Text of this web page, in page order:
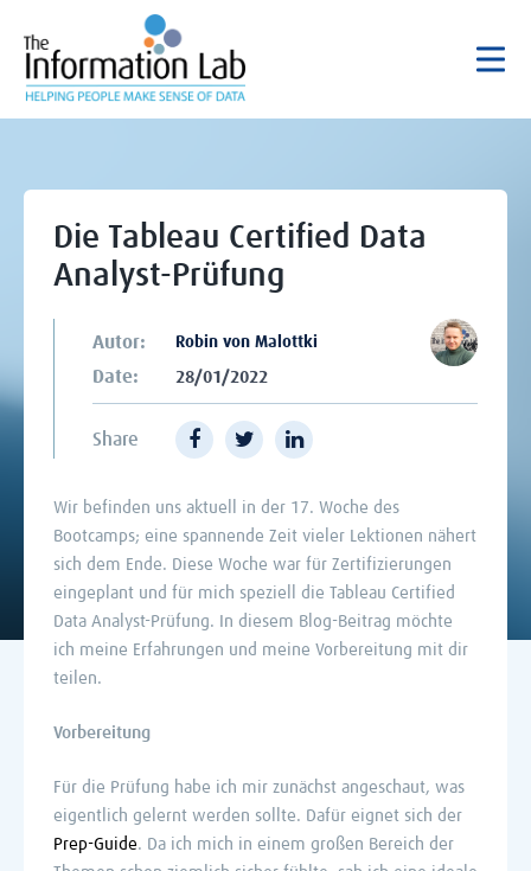
Die Tableau Certified Data
Analyst-Prüfung
Autor: Robin von Malottki
Date: 28/01/2022
Share
Wir befinden uns aktuell in der 17. Woche des
Bootcamps; eine spannende Zeit vieler Lektionen nähert
sich dem Ende. Diese Woche war für Zertifizierungen
eingeplant und für mich speziell die Tableau Certified
Data Analyst-Prüfung. In diesem Blog-Beitrag möchte
ich meine Erfahrungen und meine Vorbereitung mit dir
teilen.
Vorbereitung
Für die Prüfung habe ich mir zunächst angeschaut, was
eigentlich gelernt werden sollte. Dafür eignet sich der
Prep-Guide. Da ich mich in einem großen Bereich der